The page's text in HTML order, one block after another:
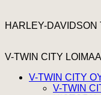
HARLEY-DAVIDSON
V-TWIN CITY LOIMAA
V-TWIN CITY
V-TWIN